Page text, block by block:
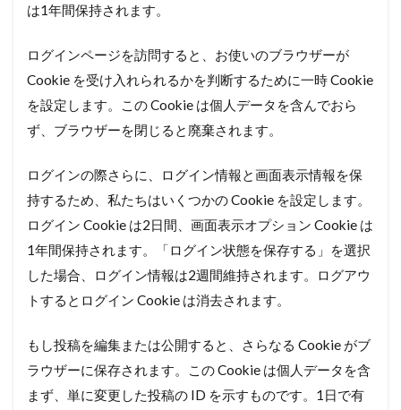
は1年間保持されます。
ログインページを訪問すると、お使いのブラウザーが
Cookie を受け入れられるかを判断するために一時 Cookie
を設定します。この Cookie は個人データを含んでおら
ず、ブラウザーを閉じると廃棄されます。
ログインの際さらに、ログイン情報と画面表示情報を保
持するため、私たちはいくつかの Cookie を設定します。
ログイン Cookie は2日間、画面表示オプション Cookie は
1年間保持されます。「ログイン状態を保存する」を選択
した場合、ログイン情報は2週間維持されます。ログアウ
トするとログイン Cookie は消去されます。
もし投稿を編集または公開すると、さらなる Cookie がブ
ラウザーに保存されます。この Cookie は個人データを含
まず、単に変更した投稿の ID を示すものです。1日で有